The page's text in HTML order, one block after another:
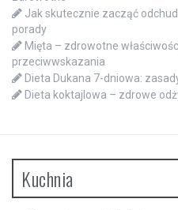
Jak skutecznie zacząć
porady
Mięta – zdrowotne
przeciwwskazania
Dieta Dukana 7-dniowa:
Dieta koktajlowa – zdrowe
Kuchnia